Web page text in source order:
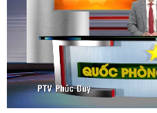
Loaded:
3.62%